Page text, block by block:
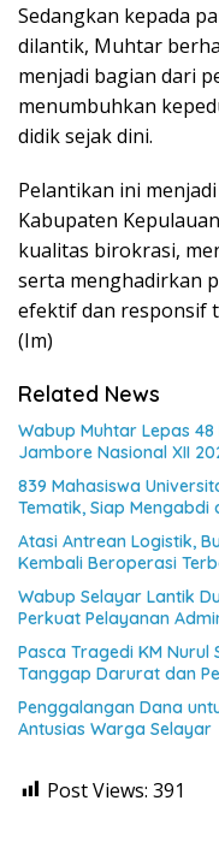
Sedangkan kepada
dilantik, Muhtar
menjadi bagian dari
menumbuhkan
didik sejak dini.
Pelantikan ini
Kabupaten
kualitas birokrasi,
serta menghadirkan
efektif dan responsif
(Im)
Related News
Wabup Muhtar Lepas
Jambore Nasional XII
839 Mahasiswa
Tematik, Siap Mengabdi
Atasi Antrean Logistik,
Kembali Beroperasi
Wabup Selayar Lantik
Perkuat Pelayanan
Pasca Tragedi KM Nurul
Tanggap Darurat dan
Penggalangan Dana
Antusias Warga Selayar
Post Views: 391